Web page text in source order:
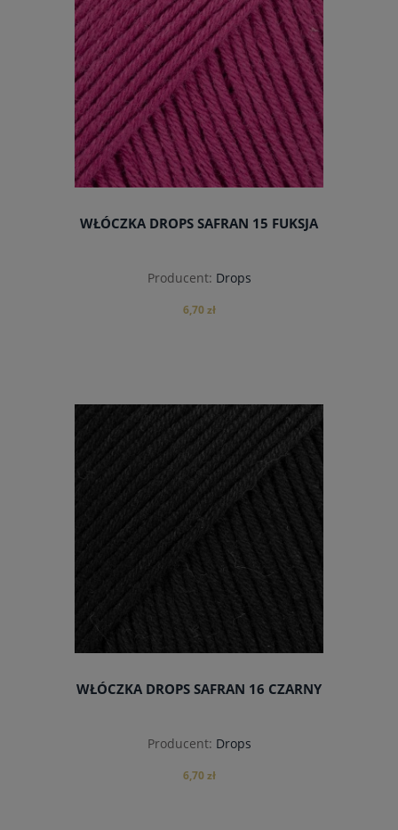
WŁÓCZKA DROPS SAFRAN 15 FUKSJA
Producent: Drops
6,70 zł
do koszyka
WŁÓCZKA DROPS SAFRAN 16 CZARNY
Producent: Drops
6,70 zł